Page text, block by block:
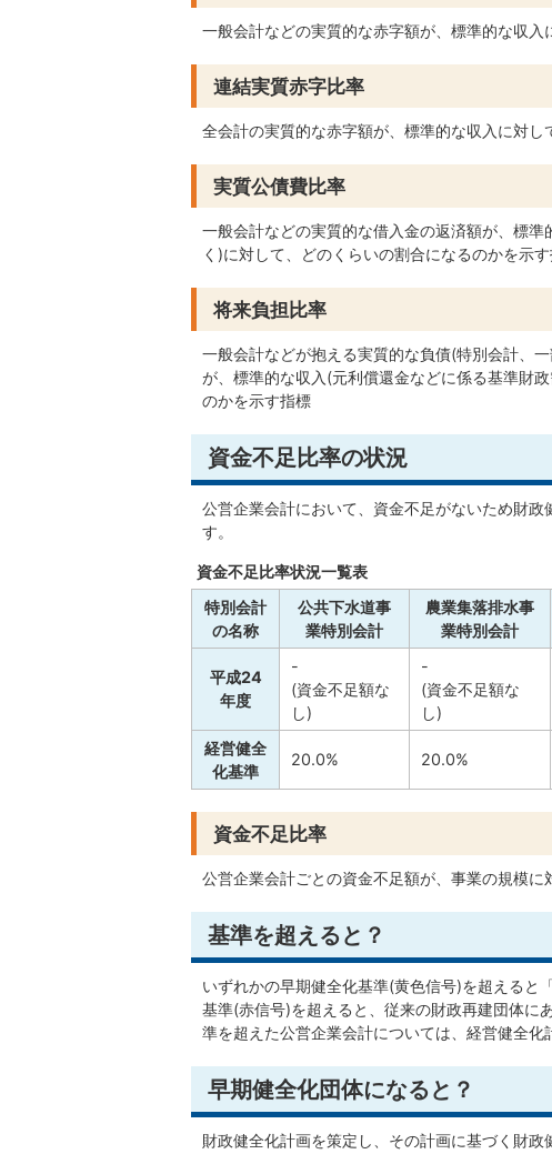
一般会計などの実質的な赤字額が、標準的な収
連結実質赤字比率
全会計の実質的な赤字額が、標準的な収入に対
実質公債費比率
一般会計などの実質的な借入金の返済額が、標
く)に対して、どのくらいの割合になるのかを示
将来負担比率
一般会計などが抱える実質的な負債(特別会計、
が、標準的な収入(元利償還金などに係る基準財
のかを示す指標
資金不足比率の状況
公営企業会計において、資金不足がないため財
す。
資金不足比率状況一覧表
特別会計
の名称
公共下水道事
業特別会計
農業集落排水事
業特別会計
平成24
年度
-
(資金不足額な
し)
-
(資金不足額な
し)
経営健全
化基準
20.0% 20.0%
資金不足比率
公営企業会計ごとの資金不足額が、事業の規模
基準を超えると？
いずれかの早期健全化基準(黄色信号)を超えると
基準(赤信号)を超えると、従来の財政再建団体に
準を超えた公営企業会計については、経営健全化
早期健全化団体になると？
財政健全化計画を策定し、その計画に基づく財政